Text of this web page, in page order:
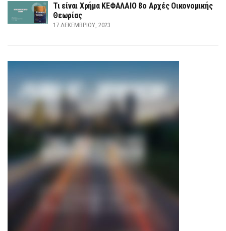
Τι είναι Χρήμα ΚΕΦΑΛΑΙΟ 8ο Αρχές Οικονομικής
Θεωρίας
17 ΔΕΚΕΜΒΡΊΟΥ, 2023